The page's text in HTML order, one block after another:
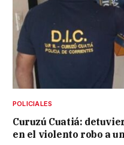
POLICIALES
Curuzú Cuatiá:
en el violento robo a